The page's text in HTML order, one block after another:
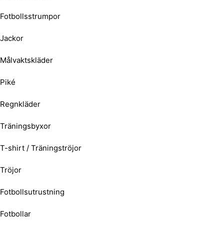
Fotbollsstrumpor
Jackor
Målvaktskläder
Piké
Regnkläder
Träningsbyxor
T-shirt / Träningströjor
Tröjor
Fotbollsutrustning
Fotbollar